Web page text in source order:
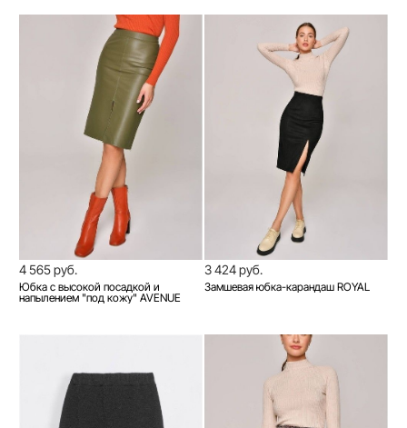
4 565 руб.
Юбка с высокой посадкой и
напылением "под кожу" AVENUE
3 424 руб.
Замшевая юбка-карандаш ROYAL